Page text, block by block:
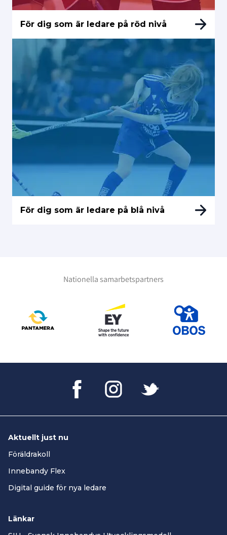
För dig som är ledare på röd nivå
För dig som är ledare på blå nivå
Nationella samarbetspartners
Aktuellt just nu
Föräldrakoll
Innebandy Flex
Digital guide för nya ledare
Länkar